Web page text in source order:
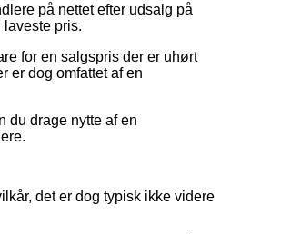
på nettet efter udsalg på
laveste pris.
for en salgspris der er uhørt
er dog omfattet af en
du drage nytte af en
det er dog typisk ikke videre